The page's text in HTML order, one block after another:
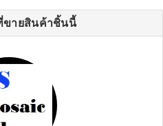
ขายสินค้าชิ้นนี้